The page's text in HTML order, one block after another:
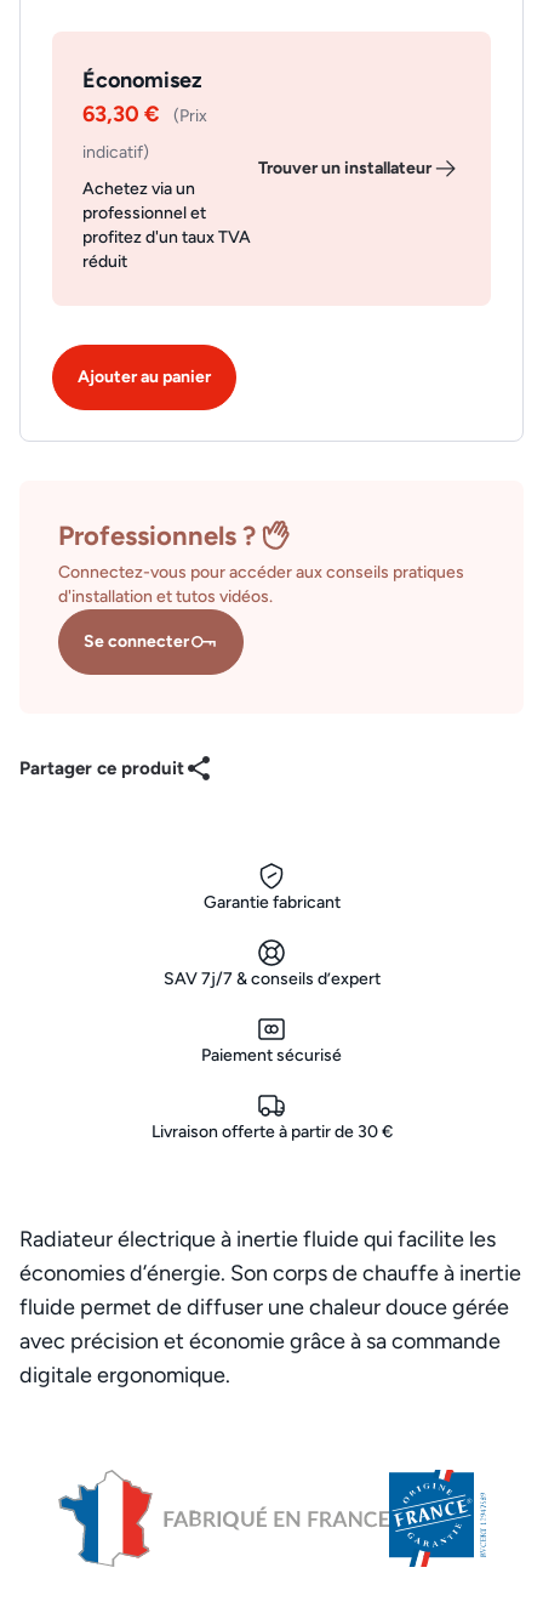
Économisez
63,30 €
(Prix
indicatif)
Achetez via un
professionnel et
profitez d'un taux TVA
réduit
Trouver un installateur
Ajouter au panier
Professionnels ?
Connectez-vous pour accéder aux conseils pratiques
d'installation et tutos vidéos.
Se connecter
Partager ce produit
Garantie fabricant
SAV 7j/7 & conseils d’expert
Paiement sécurisé
Livraison offerte à partir de 30 €
Radiateur électrique à inertie fluide qui facilite les
économies d’énergie. Son corps de chauffe à inertie
fluide permet de diffuser une chaleur douce gérée
avec précision et économie grâce à sa commande
digitale ergonomique.